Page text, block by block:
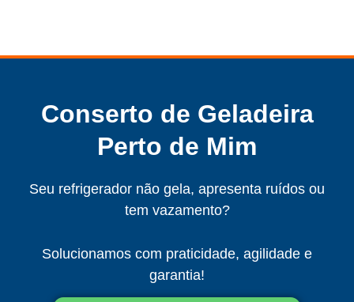
Conserto de Geladeira
Perto de Mim
Seu refrigerador não gela, apresenta ruídos ou
tem vazamento?
Solucionamos com praticidade, agilidade e
garantia!